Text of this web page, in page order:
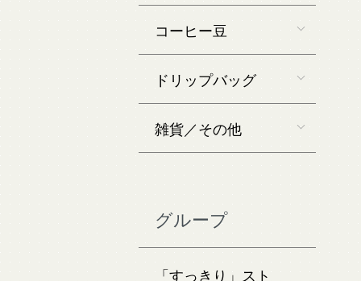
コーヒー豆
ドリップバッグ
雑貨／その他
グループ
「すっきり」スト